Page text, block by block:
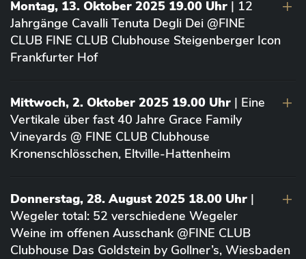
Montag, 13. Oktober 2025 19.00 Uhr | 12
Jahrgänge Cavalli Tenuta Degli Dei @FINE
CLUB FINE CLUB Clubhouse Steigenberger Icon
Frankfurter Hof
Mittwoch, 2. Oktober 2025 19.00 Uhr | Eine
Vertikale über fast 40 Jahre Grace Family
Vineyards @ FINE CLUB Clubhouse
Kronenschlösschen, Eltville-Hattenheim
Donnerstag, 28. August 2025 18.00 Uhr |
Wegeler total: 52 verschiedene Wegeler
Weine im offenen Ausschank @FINE CLUB
Clubhouse Das Goldstein by Gollner’s, Wiesbaden